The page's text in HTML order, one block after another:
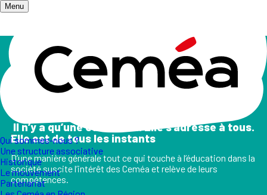
Menu
Qui sommes-nous ?
Une structure associative
Historique
Le mouvement
Partenariat
Accueil/ Champs d'action
Les champs d'action
II n’y a qu’une éducation. Elle s’adresse à tous.
Elle est de tous les instants
D’une manière générale tout ce qui touche à l’éducation dans la
société suscite l’intérêt des Ceméa et relève de leurs
compétences.